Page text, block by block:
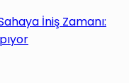
İniş Zamanı: